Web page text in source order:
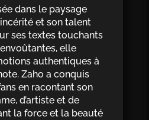
dans le paysage
et son talent
ses textes touchants
elle
authentiques à
Zaho a conquis
en racontant son
d’artiste et de
la force et la beauté